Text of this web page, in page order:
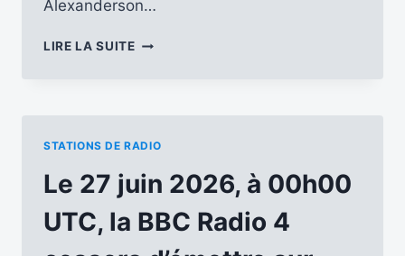
Alexanderson…
LIRE LA SUITEALEXANDERSON
EFFECTUEZ
UNE
PLONGÉE
VIVANTE
DANS
STATIONS DE RADIO
Le 27 juin 2026, à 00h00
UTC, la BBC Radio 4